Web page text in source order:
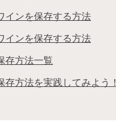
インを保存する方法
インを保存する方法
存方法一覧
方法を実践してみよう！